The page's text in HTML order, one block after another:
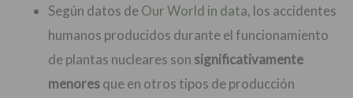
Según datos deOur World in data, los accidentes
humanos producidos durante el funcionamiento
de plantas nucleares son significativamente
menoresque en otros tipos de producción